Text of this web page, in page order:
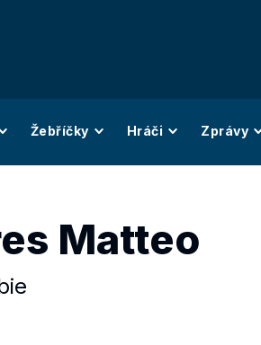
Žebříčky Hráči Zprávy
Matteo